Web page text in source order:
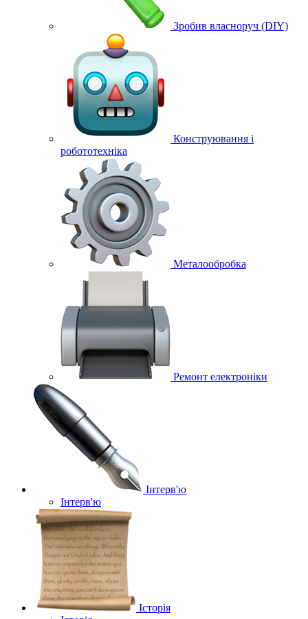
Зробив власноруч (DIY)
Конструювання і
робототехніка
Металообробка
Ремонт електроніки
Інтерв'ю
Інтерв'ю
Історія